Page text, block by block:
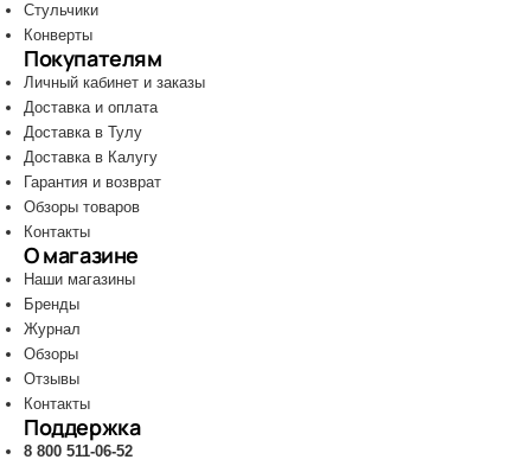
Стульчики
Конверты
Покупателям
Личный кабинет и заказы
Доставка и оплата
Доставка в Тулу
Доставка в Калугу
Гарантия и возврат
Обзоры товаров
Контакты
О магазине
Наши магазины
Бренды
Журнал
Обзоры
Отзывы
Контакты
Поддержка
8 800 511-06-52